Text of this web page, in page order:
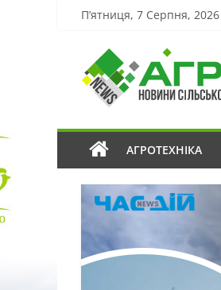
П’ятниця, 7 Серпня, 2026
АГРОТЕХНІКА